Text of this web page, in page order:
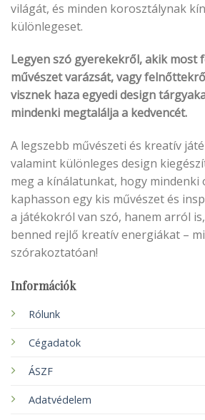
világát, és minden korosztálynak
különlegeset.
Legyen szó gyerekekről, akik most
művészet varázsát, vagy
visznek haza egyedi design
mindenki megtalálja a kedvencét.
A legszebb művészeti és kreatív
valamint különleges design
meg a kínálatunkat, hogy
kaphasson egy kis művészet és
a játékokról van szó, hanem arról
benned rejlő kreatív energiákat –
szórakoztatóan!
Információk
Rólunk
Cégadatok
ÁSZF
Adatvédelem